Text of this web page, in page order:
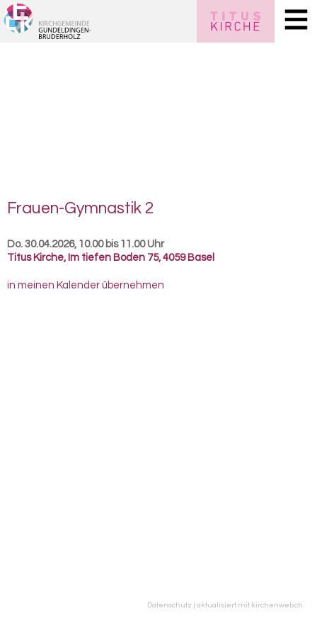
Frauen-​Gymnastik 2
Do. 30.04.2026, 10.00 bis 11.00 Uhr
Titus Kirche, Im tiefen Boden 75, 4059 Basel
in meinen Kalender übernehmen
Datenschutz | aktualisiert mit kirchenweb.ch